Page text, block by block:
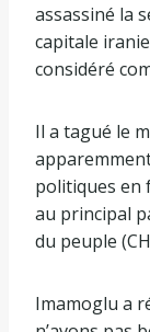
assassiné la
capitale
considéré
Il a tagué le
politiques en
au principal
du peuple
Imamoglu a